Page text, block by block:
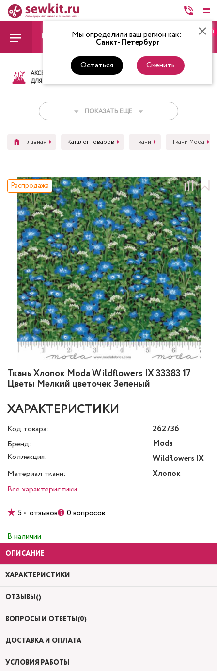
Мы определили ваш регион как:
Санкт-Петербург
Остаться Сменить
0
АКСЕССУАРЫ
ДЛЯ ШИТЬЯ
ТКАНИ НИТКИ
ПОКАЗАТЬ ЕЩЕ
Главная Каталог товаров Ткани Ткани Moda
Ткань Хлопок Moda Wildflowers IX 33383 17
Цветы Мелкий цветочек Зеленый
Распродажа
ХАРАКТЕРИСТИКИ
Код товара:
262736
Бренд:
Moda
Коллекция:
Wildflowers IX
Материал ткани:
Хлопок
Все характеристики
5 • отзывов 0 вопросов
В наличии
ОПИСАНИЕ
ХАРАКТЕРИСТИКИ
ОТЗЫВЫ()
ВОПРОСЫ И ОТВЕТЫ(0)
ДОСТАВКА И ОПЛАТА
УСЛОВИЯ РАБОТЫ